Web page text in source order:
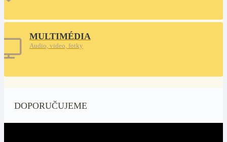
MULTIMÉDIA
Audio, video, fotky
DOPORUČUJEME